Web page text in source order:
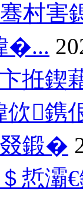
村害
�...
拰鍥
佽鎸
叕鍛�
悊灞